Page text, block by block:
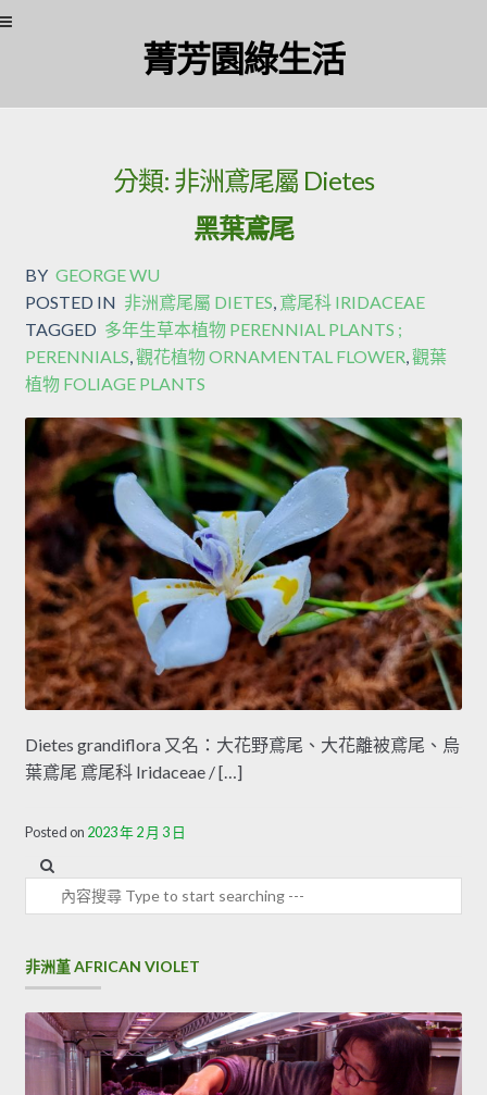
Skip to navigation菁芳園綠生活
分類: 非洲鳶尾屬 Dietes
黑葉鳶尾
BY GEORGE WU
POSTED IN 非洲鳶尾屬 DIETES, 鳶尾科 IRIDACEAE
TAGGED 多年生草本植物 PERENNIAL PLANTS ;
PERENNIALS,觀花植物 ORNAMENTAL FLOWER,觀葉
植物 FOLIAGE PLANTS
Dietes grandiflora 又名：大花野鳶尾、大花離被鳶尾、烏
葉鳶尾 鳶尾科 Iridaceae / […]
Posted on 2023 年 2 月 3 日
內容搜尋
非洲堇 AFRICAN VIOLET